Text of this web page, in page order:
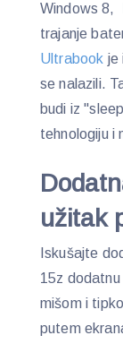
Windows 8,
trajanje
Ultrabook je
se nalazili.
budi iz
tehnologiju i
užitak
Iskušajte
15z
mišom i
putem